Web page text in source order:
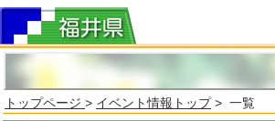
トップページ > イベント情報トップ> 一覧